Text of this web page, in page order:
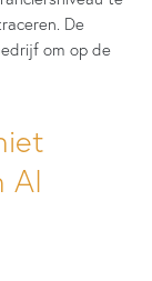
De
om op de
AI